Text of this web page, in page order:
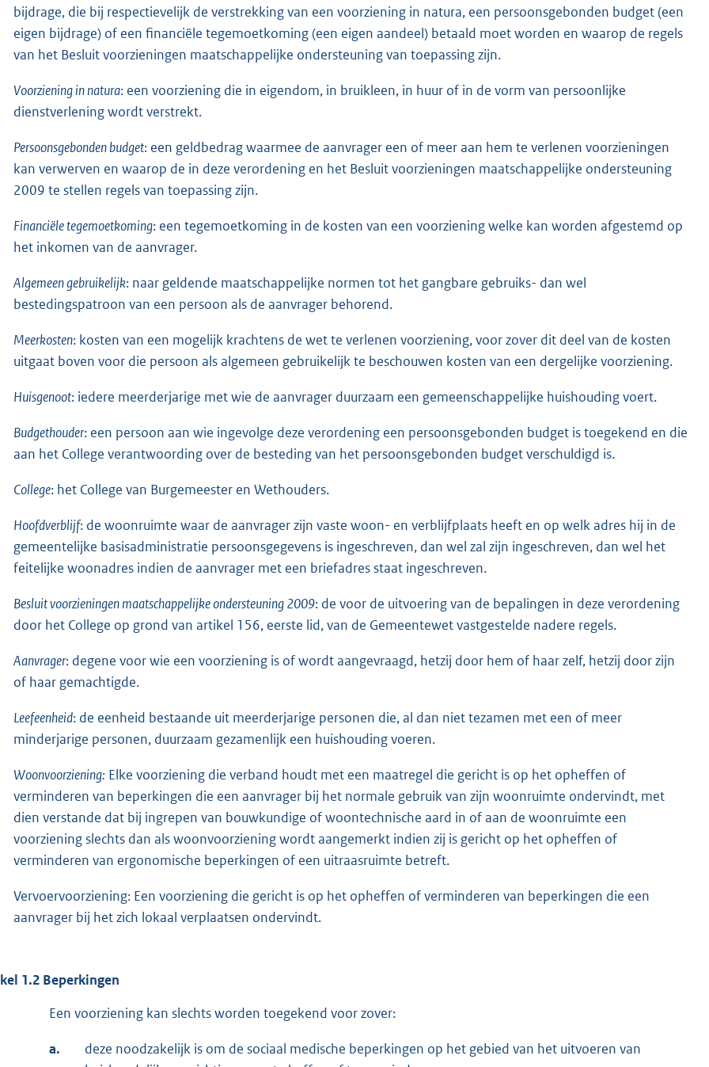
bijdrage, die bij respectievelijk de verstrekking van een voorziening in natura, een persoonsgebonden budget (een
eigen bijdrage) of een financiële tegemoetkoming (een eigen aandeel) betaald moet worden en waarop de regels
van het Besluit voorzieningen maatschappelijke ondersteuning van toepassing zijn.
Voorziening in natura: een voorziening die in eigendom, in bruikleen, in huur of in de vorm van persoonlijke
dienstverlening wordt verstrekt.
Persoonsgebonden budget: een geldbedrag waarmee de aanvrager een of meer aan hem te verlenen voorzieningen
kan verwerven en waarop de in deze verordening en het Besluit voorzieningen maatschappelijke ondersteuning
2009 te stellen regels van toepassing zijn.
Financiële tegemoetkoming: een tegemoetkoming in de kosten van een voorziening welke kan worden afgestemd op
het inkomen van de aanvrager.
Algemeen gebruikelijk: naar geldende maatschappelijke normen tot het gangbare gebruiks- dan wel
bestedingspatroon van een persoon als de aanvrager behorend.
Meerkosten: kosten van een mogelijk krachtens de wet te verlenen voorziening, voor zover dit deel van de kosten
uitgaat boven voor die persoon als algemeen gebruikelijk te beschouwen kosten van een dergelijke voorziening.
Huisgenoot: iedere meerderjarige met wie de aanvrager duurzaam een gemeenschappelijke huishouding voert.
Budgethouder: een persoon aan wie ingevolge deze verordening een persoonsgebonden budget is toegekend en die
aan het College verantwoording over de besteding van het persoonsgebonden budget verschuldigd is.
College: het College van Burgemeester en Wethouders.
Hoofdverblijf: de woonruimte waar de aanvrager zijn vaste woon- en verblijfplaats heeft en op welk adres hij in de
gemeentelijke basisadministratie persoonsgegevens is ingeschreven, dan wel zal zijn ingeschreven, dan wel het
feitelijke woonadres indien de aanvrager met een briefadres staat ingeschreven.
Besluit voorzieningen maatschappelijke ondersteuning 2009: de voor de uitvoering van de bepalingen in deze verordening
door het College op grond van artikel 156, eerste lid, van de Gemeentewet vastgestelde nadere regels.
Aanvrager: degene voor wie een voorziening is of wordt aangevraagd, hetzij door hem of haar zelf, hetzij door zijn
of haar gemachtigde.
Leefeenheid: de eenheid bestaande uit meerderjarige personen die, al dan niet tezamen met een of meer
minderjarige personen, duurzaam gezamenlijk een huishouding voeren.
Woonvoorziening: Elke voorziening die verband houdt met een maatregel die gericht is op het opheffen of
verminderen van beperkingen die een aanvrager bij het normale gebruik van zijn woonruimte ondervindt, met
dien verstande dat bij ingrepen van bouwkundige of woontechnische aard in of aan de woonruimte een
voorziening slechts dan als woonvoorziening wordt aangemerkt indien zij is gericht op het opheffen of
verminderen van ergonomische beperkingen of een uitraasruimte betreft.
Vervoervoorziening: Een voorziening die gericht is op het opheffen of verminderen van beperkingen die een
aanvrager bij het zich lokaal verplaatsen ondervindt.
1.2 Beperkingen
Een voorziening kan slechts worden toegekend voor zover:
a.
deze noodzakelijk is om de sociaal medische beperkingen op het gebied van het uitvoeren van